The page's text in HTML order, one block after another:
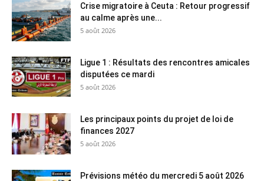
Crise migratoire à Ceuta : Retour progressif
au calme après une...
5 août 2026
Ligue 1 : Résultats des rencontres amicales
disputées ce mardi
5 août 2026
Les principaux points du projet de loi de
finances 2027
5 août 2026
Prévisions météo du mercredi 5 août 2026